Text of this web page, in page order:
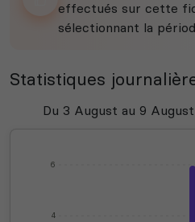
effectués sur cette
sélectionnant la
Statistiques
4
6